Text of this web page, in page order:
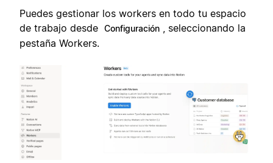
Puedes gestionar los workers en todo tu espacio
de trabajo desde Configuración
, seleccionando la
pestaña Workers.